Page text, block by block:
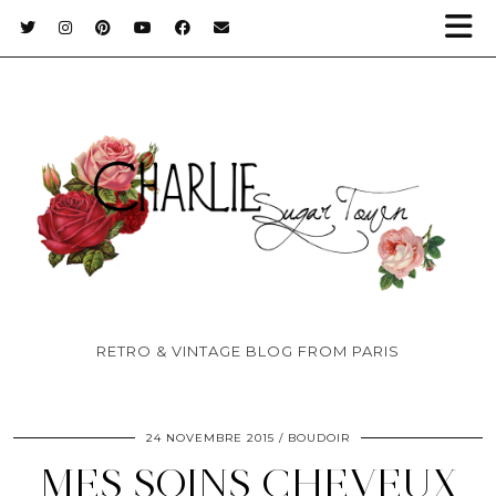
RETRO & VINTAGE BLOG FROM PARIS
24 NOVEMBRE 2015 BOUDOIR
MES SOINS CHEVEUX